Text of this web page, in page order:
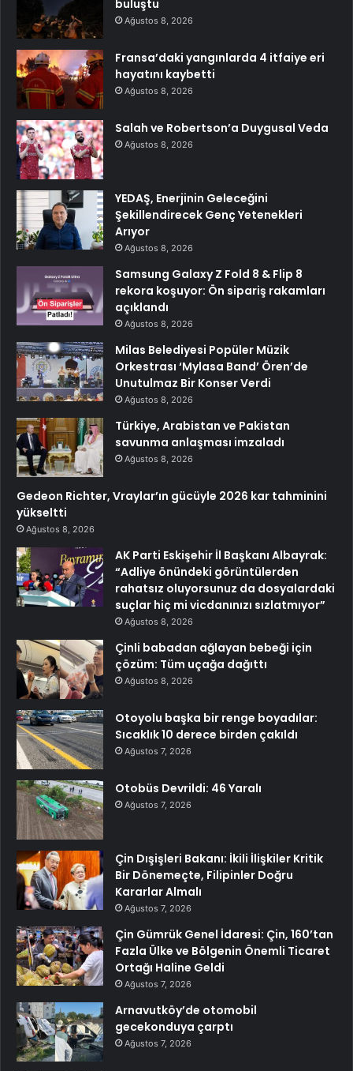
buluştu
Ağustos 8, 2026
Fransa’daki yangınlarda 4 itfaiye eri
hayatını kaybetti
Ağustos 8, 2026
Salah ve Robertson’a Duygusal Veda
Ağustos 8, 2026
YEDAŞ, Enerjinin Geleceğini
Şekillendirecek Genç Yetenekleri
Arıyor
Ağustos 8, 2026
Samsung Galaxy Z Fold 8 & Flip 8
rekora koşuyor: Ön sipariş rakamları
açıklandı
Ağustos 8, 2026
Milas Belediyesi Popüler Müzik
Orkestrası ‘Mylasa Band’ Ören’de
Unutulmaz Bir Konser Verdi
Ağustos 8, 2026
Türkiye, Arabistan ve Pakistan
savunma anlaşması imzaladı
Ağustos 8, 2026
Gedeon Richter, Vraylar’ın gücüyle 2026 kar tahminini
yükseltti
Ağustos 8, 2026
AK Parti Eskişehir İl Başkanı Albayrak:
“Adliye önündeki görüntülerden
rahatsız oluyorsunuz da dosyalardaki
suçlar hiç mi vicdanınızı sızlatmıyor”
Ağustos 8, 2026
Çinli babadan ağlayan bebeği için
çözüm: Tüm uçağa dağıttı
Ağustos 8, 2026
Otoyolu başka bir renge boyadılar:
Sıcaklık 10 derece birden çakıldı
Ağustos 7, 2026
Otobüs Devrildi: 46 Yaralı
Ağustos 7, 2026
Çin Dışişleri Bakanı: İkili İlişkiler Kritik
Bir Dönemeçte, Filipinler Doğru
Kararlar Almalı
Ağustos 7, 2026
Çin Gümrük Genel İdaresi: Çin, 160’tan
Fazla Ülke ve Bölgenin Önemli Ticaret
Ortağı Haline Geldi
Ağustos 7, 2026
Arnavutköy’de otomobil
gecekonduya çarptı
Ağustos 7, 2026